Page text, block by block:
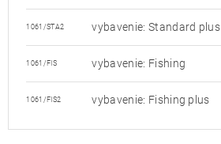
1061/STA2 vybavenie: Standard plus
1061/FIS vybavenie: Fishing
1061/FIS2 vybavenie: Fishing plus